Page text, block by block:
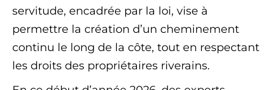
servitude, encadrée par la loi, vise à
permettre la création d’un cheminement
continu le long de la côte, tout en respectant
les droits des propriétaires riverains.